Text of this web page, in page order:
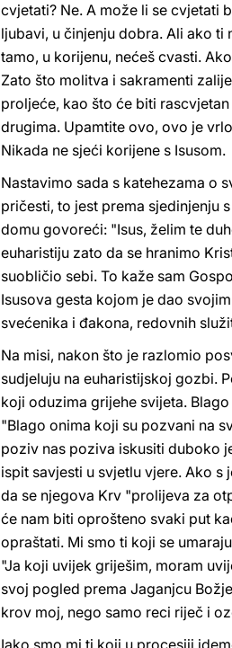
cvjetati? Ne. A može li se cvjetati
ljubavi, u činjenju dobra. Ali ako ti
tamo, u korijenu, nećeš cvasti.
Zato što molitva i sakramenti
proljeće, kao što će biti
drugima. Upamtite ovo, ovo je
Nikada ne sjeći korijene s Isusom.
Nastavimo sada s katehezama o
pričesti, to jest prema sjedinjenju
domu govoreći: "Isus, želim te
euharistiju zato da se hranimo
suobličio sebi. To kaže sam
Isusova gesta kojom je dao
svećenika i đakona, redovnih
Na misi, nakon što je razlomio
sudjeluju na euharistijskoj gozbi.
koji oduzima grijehe svijeta.
"Blago onima koji su pozvani na
poziv nas poziva iskusiti duboko
ispit savjesti u svjetlu vjere. Ako
da se njegova Krv "prolijeva za
će nam biti oprošteno svaki put
opraštati. Mi smo ti koji se
"Ja koji uvijek griješim, moram
svoj pogled prema Jaganjcu
krov moj, nego samo reci riječ i
Iako smo mi ti koji u procesiji